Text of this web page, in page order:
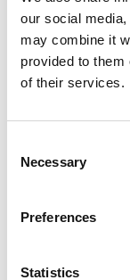
our social
may combine it
provided to them
of their services.
Selection
Necessary
Preferences
Statistics
€
moisissure